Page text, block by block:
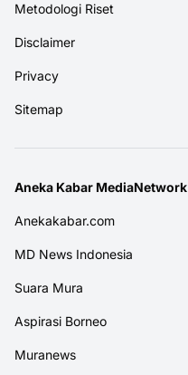
Metodologi Riset
Disclaimer
Privacy
Sitemap
Aneka Kabar MediaNetwork
Anekakabar.com
MD News Indonesia
Suara Mura
Aspirasi Borneo
Muranews